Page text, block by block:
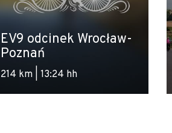
EV9 odcinek Wrocław-
Poznań
214 km | 13:24 hh